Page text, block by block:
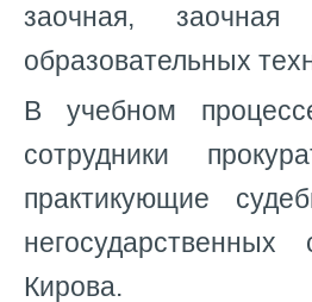
заочная,
образовательных
В учебном
сотрудники
практикующие
Кирова.